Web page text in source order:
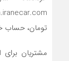
تومان، حساب
مشتریان